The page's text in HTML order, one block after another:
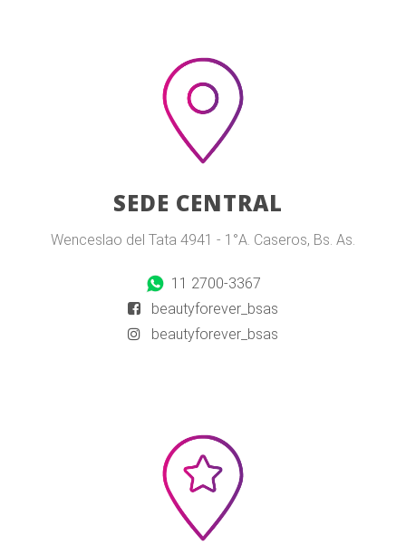
SEDE CENTRAL
Wenceslao del Tata 4941 - 1°A. Caseros, Bs. As.
11 2700-3367
beautyforever_bsas
beautyforever_bsas